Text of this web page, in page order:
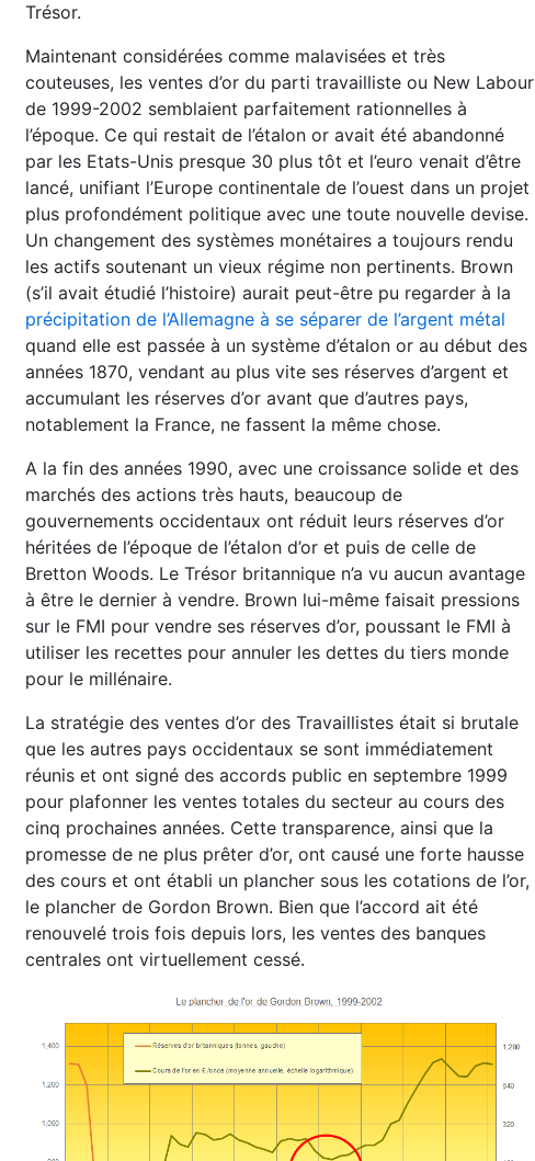
Trésor.
Maintenant considérées comme malavisées et très
couteuses, les ventes d’or du parti travailliste ou New Labour
de 1999-2002 semblaient parfaitement rationnelles à
l’époque. Ce qui restait de l’étalon or avait été abandonné
par les Etats-Unis presque 30 plus tôt et l’euro venait d’être
lancé, unifiant l’Europe continentale de l’ouest dans un projet
plus profondément politique avec une toute nouvelle devise.
Un changement des systèmes monétaires a toujours rendu
les actifs soutenant un vieux régime non pertinents. Brown
(s’il avait étudié l’histoire) aurait peut-être pu regarder à la
précipitation de l’Allemagne à se séparer de l’argent métal
quand elle est passée à un système d’étalon or au début des
années 1870, vendant au plus vite ses réserves d’argent et
accumulant les réserves d’or avant que d’autres pays,
notablement la France, ne fassent la même chose.
A la fin des années 1990, avec une croissance solide et des
marchés des actions très hauts, beaucoup de
gouvernements occidentaux ont réduit leurs réserves d’or
héritées de l’époque de l’étalon d’or et puis de celle de
Bretton Woods. Le Trésor britannique n’a vu aucun avantage
à être le dernier à vendre. Brown lui-même faisait pressions
sur le FMI pour vendre ses réserves d’or, poussant le FMI à
utiliser les recettes pour annuler les dettes du tiers monde
pour le millénaire.
La stratégie des ventes d’or des Travaillistes était si brutale
que les autres pays occidentaux se sont immédiatement
réunis et ont signé des accords public en septembre 1999
pour plafonner les ventes totales du secteur au cours des
cinq prochaines années. Cette transparence, ainsi que la
promesse de ne plus prêter d’or, ont causé une forte hausse
des cours et ont établi un plancher sous les cotations de l’or,
le plancher de Gordon Brown. Bien que l’accord ait été
renouvelé trois fois depuis lors, les ventes des banques
centrales ont virtuellement cessé.